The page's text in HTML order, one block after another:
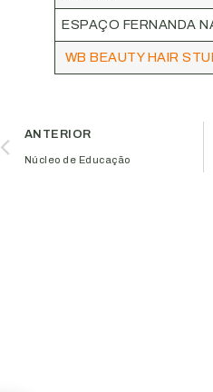
ESPAÇO FERNANDA
WB BEAUTY HAIR
ANTERIOR
Núcleo de Educação